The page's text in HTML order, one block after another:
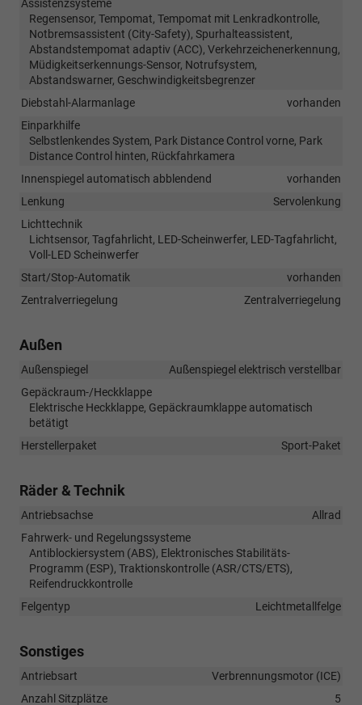
Assistenzsysteme
Regensensor, Tempomat, Tempomat mit Lenkradkontrolle,
Notbremsassistent (City-Safety), Spurhalteassistent,
Abstandstempomat adaptiv (ACC), Verkehrzeichenerkennung,
Müdigkeitserkennungs-Sensor, Notrufsystem,
Abstandswarner, Geschwindigkeitsbegrenzer
Diebstahl-Alarmanlage
vorhanden
Einparkhilfe
Selbstlenkendes System, Park Distance Control vorne, Park
Distance Control hinten, Rückfahrkamera
Innenspiegel automatisch abblendend
vorhanden
Lenkung
Servolenkung
Lichttechnik
Lichtsensor, Tagfahrlicht, LED-Scheinwerfer, LED-Tagfahrlicht,
Voll-LED Scheinwerfer
Start/Stop-Automatik
vorhanden
Zentralverriegelung
Zentralverriegelung
Außen
Außenspiegel
Außenspiegel elektrisch verstellbar
Gepäckraum-/Heckklappe
Elektrische Heckklappe, Gepäckraumklappe automatisch
betätigt
Herstellerpaket
Sport-Paket
Räder & Technik
Antriebsachse
Allrad
Fahrwerk- und Regelungssysteme
Antiblockiersystem (ABS), Elektronisches Stabilitäts-
Programm (ESP), Traktionskontrolle (ASR/CTS/ETS),
Reifendruckkontrolle
Felgentyp
Leichtmetallfelge
Sonstiges
Antriebsart
Verbrennungsmotor (ICE)
Anzahl Sitzplätze
5